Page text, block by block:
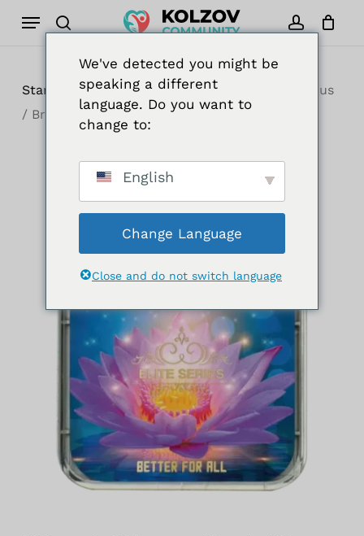
HauptinhaltSuche Konto
Menü
Warenkorb
Start "Elite" Serie
FC Atem des Universmus
/ Breath of the Universe
We've detected you might be
speaking a different
language. Do you want to
change to:
English
Change Language
Close and do not switch language
Rezension für „FC
Atem des Universmus
/ Breath of the
Universe“
Deine E-Mail-Adresse wird nicht
veröffentlicht.
Erforderliche Felder
sind mit*markiert
Deine Bewertung*
Name*